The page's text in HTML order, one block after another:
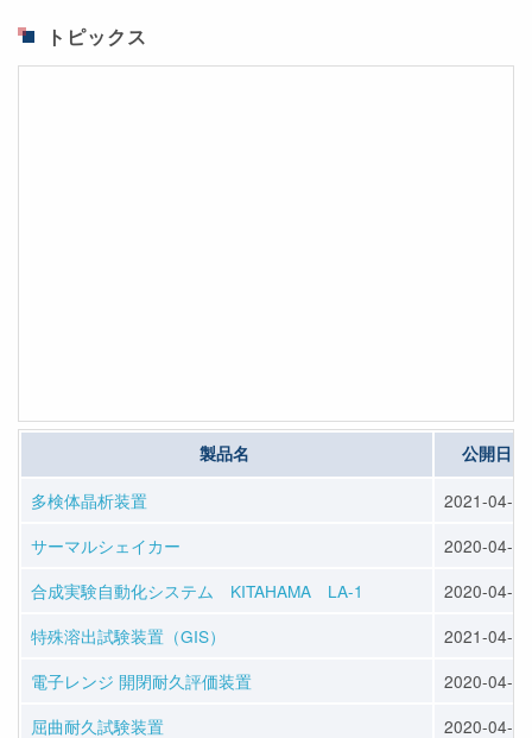
トピックス
製品名 公開日
多検体晶析装置
2021-04-19
サーマルシェイカー
2020-04-03
合成実験自動化システム KITAHAMA LA-1
2020-04-03
特殊溶出試験装置（GIS）
2021-04-19
電子レンジ 開閉耐久評価装置
2020-04-03
屈曲耐久試験装置
2020-04-03